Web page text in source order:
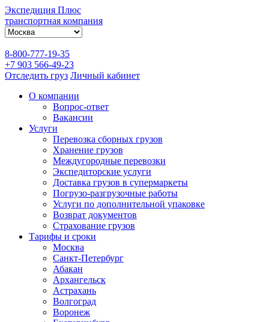
Экспедиция Плюс
транспортная компания
8-800-777-19-35
+7 903 566-49-23
Отследить груз Личный кабинет
О компании
Вопрос-ответ
Вакансии
Услуги
Перевозка сборных грузов
Хранение грузов
Междугородные перевозки
Экспедиторские услуги
Доставка грузов в супермаркеты
Погрузо-разгрузочные работы
Услуги по дополнительной упаковке
Возврат документов
Страхование грузов
Тарифы и сроки
Москва
Санкт-Петербург
Абакан
Архангельск
Астрахань
Волгоград
Воронеж